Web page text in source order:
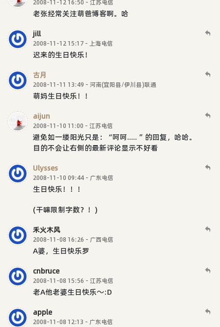
2008-11-12 16:50 - 江苏电信
老张经常关注萌爸博客啊。哈
jill
2008-11-12 15:17 - 上海电信
迟来的生日快乐！
古月
2008-11-11 13:49 - 河南(宜阳县/伊川县)联通
萌妈生日快乐！！
aijun
2008-11-10 11:00 - 江苏电信
避免如一缕阳光只是：“呵呵..... ”的回复，哈哈。
目的不会让右侧的最新评论显示不好看
Ulysses
2008-11-10 09:44 - 广东电信
生日快乐！！！
(干嘛限制字数？！)
禾火木风
2008-11-08 16:26 - 广西电信
A婆，生日快乐罗
cnbruce
2008-11-08 15:56 - 江苏电信
老A他老婆生日快乐～:D
apple
2008-11-08 12:13 - 广东电信